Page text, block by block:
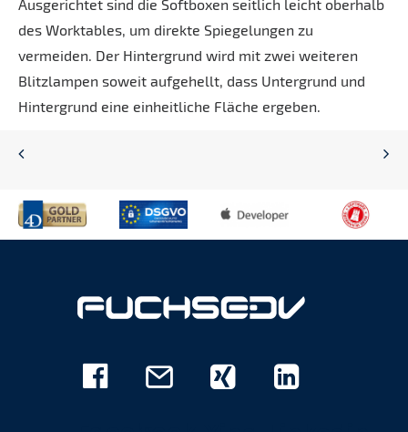
Ausgerichtet sind die Softboxen seitlich leicht oberhalb
des Worktables, um direkte Spiegelungen zu
vermeiden. Der Hintergrund wird mit zwei weiteren
Blitzlampen soweit aufgehellt, dass Untergrund und
Hintergrund eine einheitliche Fläche ergeben.